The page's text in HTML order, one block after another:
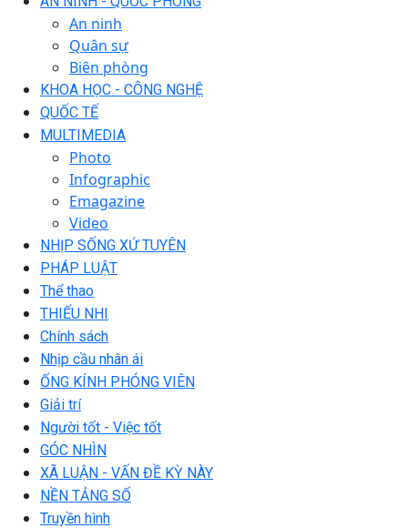
An ninh
Quân sự
Biên phòng
KHOA HỌC - CÔNG NGHỆ
QUỐC TẾ
MULTIMEDIA
Photo
Infographic
Emagazine
Video
NHỊP SỐNG XỨ TUYÊN
PHÁP LUẬT
Thể thao
THIẾU NHI
Chính sách
Nhịp cầu nhân ái
ỐNG KÍNH PHÓNG VIÊN
Giải trí
Người tốt - Việc tốt
GÓC NHÌN
XÃ LUẬN - VẤN ĐỀ KỲ NÀY
NỀN TẢNG SỐ
Truyền hình